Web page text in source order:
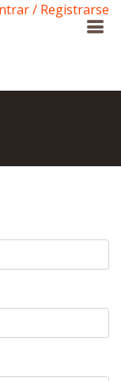
/ Registrarse